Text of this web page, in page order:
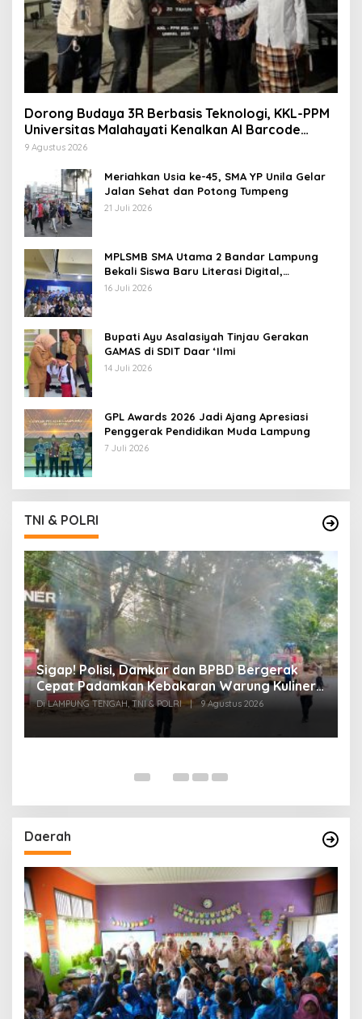
Dorong Budaya 3R Berbasis Teknologi, KKL-PPM
Universitas Malahayati Kenalkan AI Barcode
untuk Edukasi Sampah
9 Agustus 2026
Meriahkan Usia ke-45, SMA YP Unila Gelar
Jalan Sehat dan Potong Tumpeng
21 Juli 2026
MPLSMB SMA Utama 2 Bandar Lampung
Bekali Siswa Baru Literasi Digital,
Jurnalistik, dan Etika Bermedia Sosial
16 Juli 2026
Bupati Ayu Asalasiyah Tinjau Gerakan
GAMAS di SDIT Daar ‘Ilmi
14 Juli 2026
GPL Awards 2026 Jadi Ajang Apresiasi
Penggerak Pendidikan Muda Lampung
7 Juli 2026
TNI & POLRI
Sigap! Polisi, Damkar dan BPBD Bergerak
Cepat Padamkan Kebakaran Warung Kuliner
di Prosida Bandar Jaya
Di LAMPUNG TENGAH, TNI & POLRI | 9 Agustus 2026
Daerah